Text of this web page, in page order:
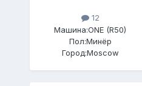
12
Машина:ONE (R50)
Пол:Минёр
Город:Moscow